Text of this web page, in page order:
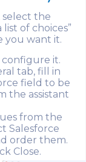
select the
of choices”
you want it.
it.
tab, fill in
field to be
the assistant
from the
Salesforce
order them.
Close.